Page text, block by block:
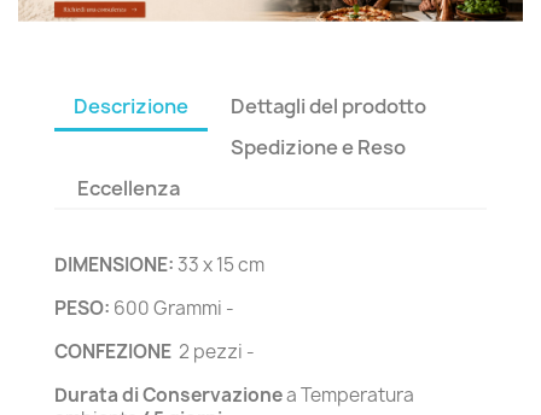
Descrizione
Dettagli del prodotto
Spedizione e Reso
Eccellenza
DIMENSIONE:33 x 15 cm
PESO: 600 Grammi -
CONFEZIONE 2 pezzi -
Durata di Conservazionea Temperatura